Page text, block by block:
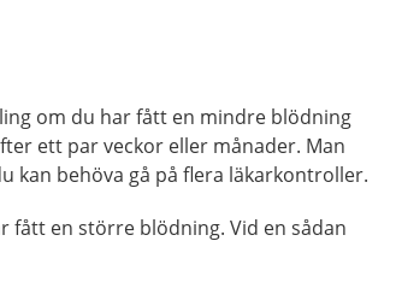
om du har fått en mindre blödning
ett par veckor eller månader. Man
kan behöva gå på flera läkarkontroller.
fått en större blödning. Vid en sådan